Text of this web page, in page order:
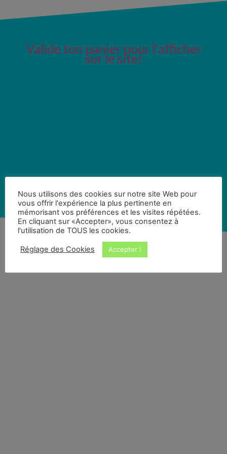
Valide ton panier pour l’afficher
sur le site!
Nous utilisons des cookies sur notre site Web pour
vous offrir l'expérience la plus pertinente en
mémorisant vos préférences et les visites répétées.
En cliquant sur «Accepter», vous consentez à
l'utilisation de TOUS les cookies.
Réglage des Cookies Accepter !